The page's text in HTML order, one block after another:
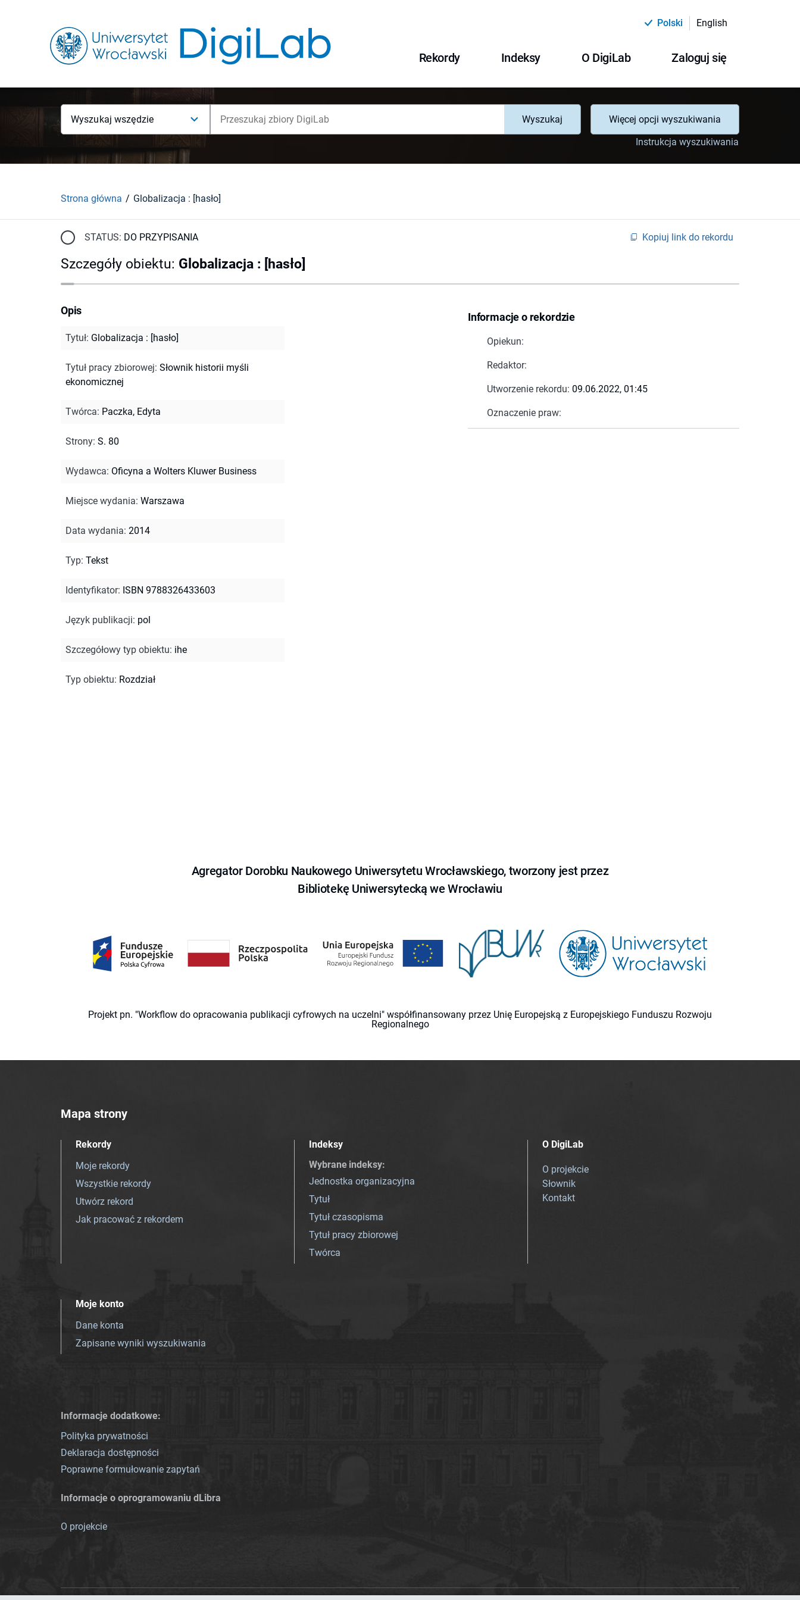
Polski English
Rekordy Indeksy O DigiLab Zaloguj się
Wyszukaj wszędzie Wyszukaj
Więcej opcji wyszukiwania
Instrukcja wyszukiwania
Strona główna Globalizacja : [hasło]
STATUS: DO PRZYPISANIA Kopiuj link do rekordu
Szczegóły obiektu: Globalizacja : [hasło]
Informacje o rekordzie
Opiekun:
Redaktor:
Utworzenie rekordu: 09.06.2022, 01:45
Oznaczenie praw:
Opis
Tytuł: Globalizacja : [hasło]
Tytuł pracy zbiorowej: Słownik historii myśli
ekonomicznej
Twórca: Paczka, Edyta
Strony: S. 80
Wydawca: Oficyna a Wolters Kluwer Business
Miejsce wydania: Warszawa
Data wydania: 2014
Typ: Tekst
Identyfikator: ISBN 9788326433603
Język publikacji: pol
Szczegółowy typ obiektu: ihe
Typ obiektu: Rozdział
Agregator Dorobku Naukowego Uniwersytetu Wrocławskiego, tworzony jest przez
Bibliotekę Uniwersytecką we Wrocławiu
Projekt pn. "Workflow do opracowania publikacji cyfrowych na uczelni" współfinansowany przez Unię Europejską z Europejskiego Funduszu Rozwoju
Regionalnego
Mapa strony
Rekordy
Moje rekordy
Wszystkie rekordy
Utwórz rekord
Jak pracować z rekordem
Indeksy
Wybrane indeksy:
Jednostka organizacyjna
Tytuł
Tytuł czasopisma
Tytuł pracy zbiorowej
Twórca
O DigiLab
O projekcie
Słownik
Kontakt
Moje konto
Dane konta
Zapisane wyniki wyszukiwania
Informacje dodatkowe:
Polityka prywatności
Deklaracja dostępności
Poprawne formułowanie zapytań
Informacje o oprogramowaniu dLibra
O projekcie